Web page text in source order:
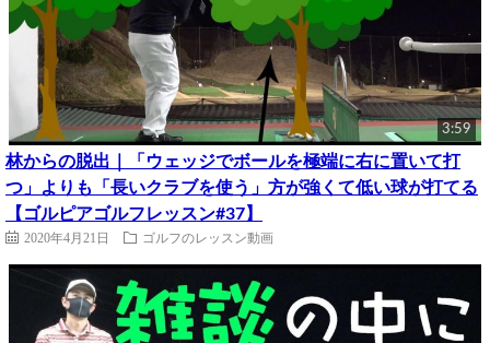
3:59
林からの脱出｜「ウェッジでボールを極端に右に置いて打
つ」よりも「長いクラブを使う」方が強くて低い球が打てる
【ゴルピアゴルフレッスン#37】
2020年4月21日 ゴルフのレッスン動画